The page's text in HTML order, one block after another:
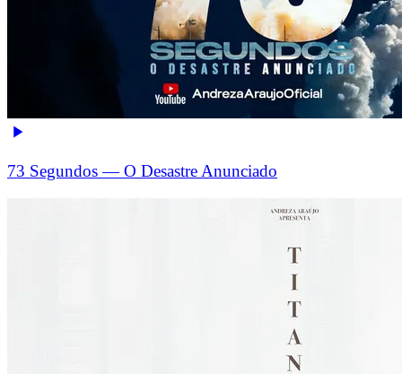
73 Segundos — O Desastre Anunciado